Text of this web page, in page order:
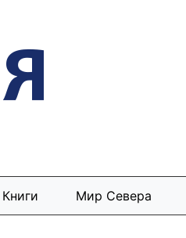
Книги Мир Севера